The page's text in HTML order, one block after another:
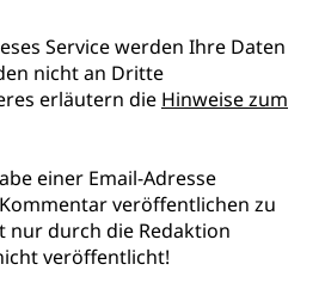
Service werden Ihre Daten
nicht an Dritte
erläutern die Hinweise zum
einer Email-Adresse
veröffentlichen zu
nur durch die Redaktion
veröffentlicht!